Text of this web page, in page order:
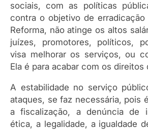
sociais, com as políticas
contra o objetivo de erradicação
Reforma, não atinge os altos
juízes, promotores, políticos,
visa melhorar os serviços, ou
Ela é para acabar com os direitos
A estabilidade no serviço
ataques, se faz necessária, pois
a fiscalização, a denúncia de
ética, a legalidade, a igualdade